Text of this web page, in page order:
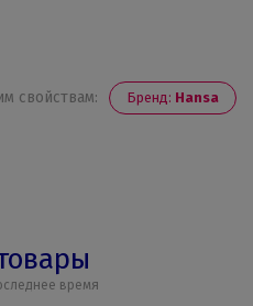
свойствам: Бренд: Hansa
время